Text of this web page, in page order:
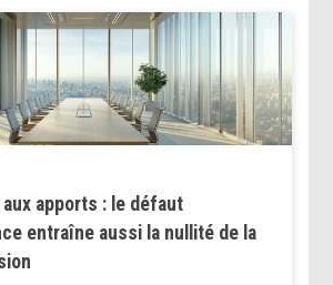
apports : le défaut
entraîne aussi la nullité de la